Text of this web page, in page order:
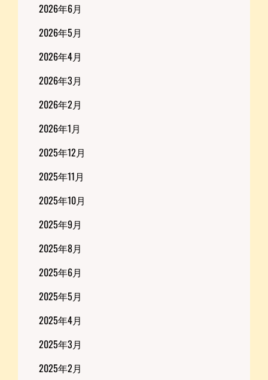
2026年6月
2026年5月
2026年4月
2026年3月
2026年2月
2026年1月
2025年12月
2025年11月
2025年10月
2025年9月
2025年8月
2025年6月
2025年5月
2025年4月
2025年3月
2025年2月